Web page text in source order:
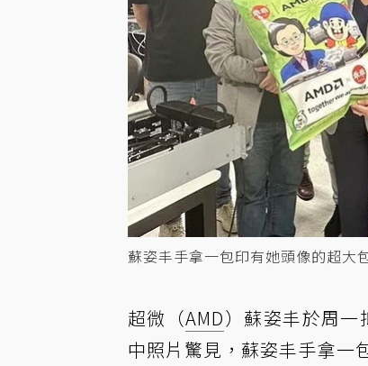
蘇姿丰手拿一包印有她頭像的超大
超微（AMD）蘇姿丰於周一
中照片驚見，蘇姿丰手拿一